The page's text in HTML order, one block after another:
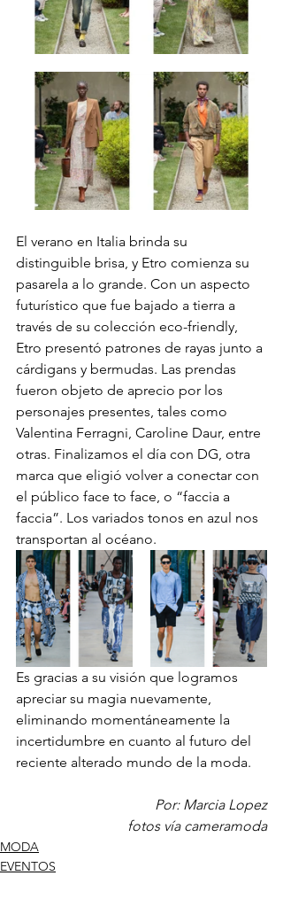
El verano en Italia brinda su
distinguible brisa, y Etro comienza su
pasarela a lo grande. Con un aspecto
futurístico que fue bajado a tierra a
través de su colección eco-friendly,
Etro presentó patrones de rayas junto a
cárdigans y bermudas. Las prendas
fueron objeto de aprecio por los
personajes presentes, tales como
Valentina Ferragni, Caroline Daur, entre
otras. Finalizamos el día con DG, otra
marca que eligió volver a conectar con
el público face to face, o “faccia a
faccia”. Los variados tonos en azul nos
transportan al océano.
Es gracias a su visión que logramos
apreciar su magia nuevamente,
eliminando momentáneamente la
incertidumbre en cuanto al futuro del
reciente alterado mundo de la moda.
Por: Marcia Lopez
fotos vía cameramoda
MODA
EVENTOS